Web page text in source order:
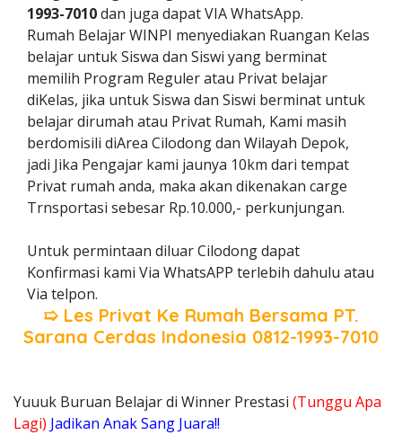
1993-7010dan juga dapat VIA WhatsApp.
Rumah Belajar WINPI menyediakan Ruangan Kelas
belajar untuk Siswa dan Siswi yang berminat
memilih Program Reguler atau Privat belajar
diKelas, jika untuk Siswa dan Siswi berminat untuk
belajar dirumah atau Privat Rumah, Kami masih
berdomisili diArea Cilodong dan Wilayah Depok,
jadi Jika Pengajar kami jaunya 10km dari tempat
Privat rumah anda, maka akan dikenakan carge
Trnsportasi sebesar Rp.10.000,- perkunjungan.
Untuk permintaan diluar Cilodong dapat
Konfirmasi kami Via WhatsAPP terlebih dahulu atau
Via telpon.
➯ Les Privat Ke Rumah Bersama PT.
Sarana Cerdas Indonesia 0812-1993-7010
Yuuuk Buruan Belajar di Winner Prestasi (Tunggu Apa
Lagi) Jadikan Anak Sang Juara!!